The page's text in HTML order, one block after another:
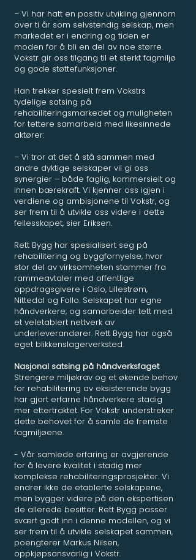
– Vi har hatt en positiv utvikling gjennom
over ti år som selvstendig selskap, men
markedet er i endring og tiden er
moden for å bli en del av noe større.
Vokstr gir oss tilgang til et sterkt fagmiljø
og gode støttefunksjoner.
Han trekker spesielt frem Vokstrs
tydelige satsing på
rehabiliteringsmarkedet og muligheten
for tettere samarbeid med likesinnede
aktører:
– Vi tror at det å stå sammen med
andre dyktige selskaper vil gi oss
synergier – både faglig, kommersielt og
innen bærekraft. Vi kjenner oss igjen i
verdiene og ambisjonene til Vokstr, og
ser frem til å utvikle oss videre i dette
fellesskapet, sier Eriksen.
Rett Bygg har spesialisert seg på
rehabilitering og byggfornyelse, hvor
stor del av virksomheten stammer fra
rammeavtaler med offentlige
oppdragsgivere i Oslo, Lillestrøm,
Nittedal og Follo. Selskapet har egne
håndverkere, og samarbeider tett med
et veletablert nettverk av
underleverandører. Rett Bygg har også
eget blikkenslagerverksted.
Nasjonal satsing på håndverksfaget
Strengere miljøkrav og et økende behov
for rehabilitering av eksisterende bygg
har gjort erfarne håndverkere stadig
mer ettertraktet. For Vokstr understreker
dette behovet for å samle de fremste
fagmiljøene.
- Vår samlede erfaring er avgjørende
for å levere kvalitet i stadig mer
komplekse rehabiliteringsprosjekter. Vi
endrer ikke de etablerte selskapene,
men bygger videre på den ekspertisen
de allerede besitter. Rett Bygg passer
svært godt inn i denne modellen, og vi
ser frem til å utvikle selskapet sammen,
poengterer Markus Nilsen,
oppkjøpsansvarlig i Vokstr.